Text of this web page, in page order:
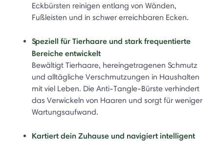
Eckbürsten reinigen entlang von Wänden,
Fußleisten und in schwer erreichbaren Ecken.
Speziell für Tierhaare und stark frequentierte
Bereiche entwickelt
Bewältigt Tierhaare, hereingetragenen Schmutz
und alltägliche Verschmutzungen in Haushalten
mit viel Leben. Die Anti-Tangle-Bürste verhindert
das Verwickeln von Haaren und sorgt für weniger
Wartungsaufwand.
Kartiert dein Zuhause und navigiert intelligent